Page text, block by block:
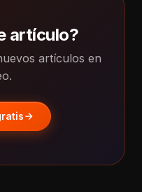
artículo?
artículos en